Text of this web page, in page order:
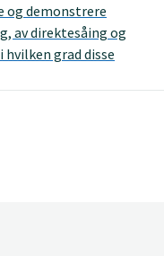
og demonstrere
av direktesåing og
hvilken grad disse
og miljøbidrag ved å